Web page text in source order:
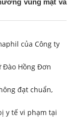
vùng mặt và
của Công ty
Đào Hồng Đơn
đạt chuẩn,
y tế vi phạm tại